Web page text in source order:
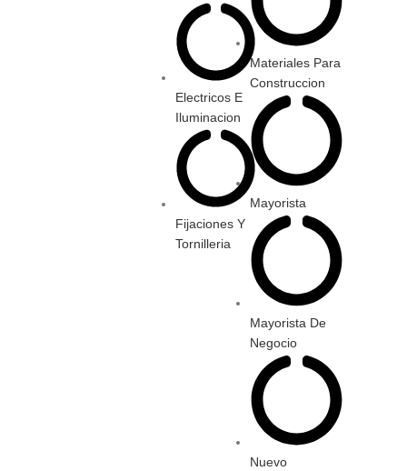
Electricos E
Iluminacion
Fijaciones Y
Tornilleria
Materiales Para
Construccion
Mayorista
Mayorista De
Negocio
Nuevo